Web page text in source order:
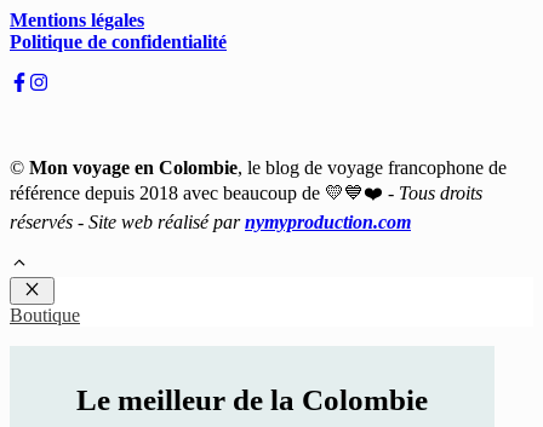
Mentions légales
Politique de confidentialité
© Mon voyage en Colombie, le blog de voyage francophone de
référence depuis 2018 avec beaucoup de 💛💙❤️ - Tous droits
réservés - Site web réalisé parnymyproduction.com
Fermer
Boutique
Le meilleur de la Colombie